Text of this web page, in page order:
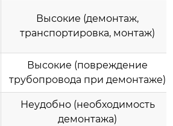
Высокие (демонтаж,
транспортировка, монтаж)
Высокие (повреждение
трубопровода при демонтаже)
Неудобно (необходимость
демонтажа)